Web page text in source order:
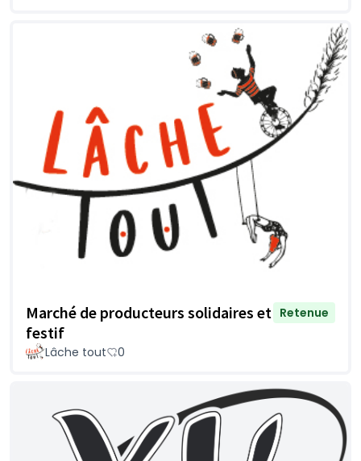
Marché de producteurs solidaires et
festif
Retenue
Lâche tout 0